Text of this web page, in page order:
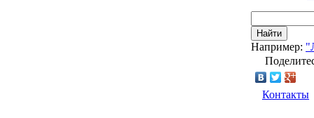
Найти
Например:
Контакты